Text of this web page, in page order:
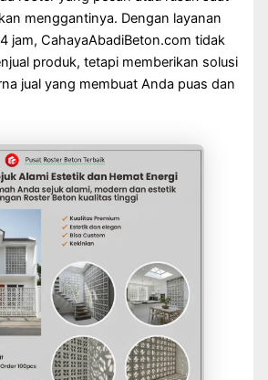
menggantinya. Dengan layanan
jam, CahayaAbadiBeton.com tidak
produk, tetapi memberikan solusi
jual yang membuat Anda puas dan